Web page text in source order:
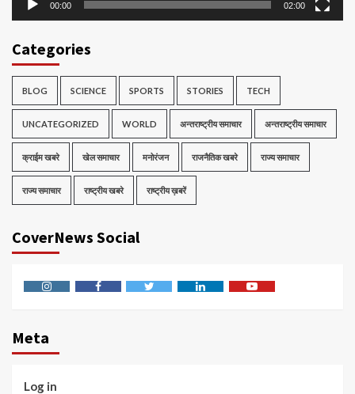
00:00 02:00
Categories
BLOG SCIENCE SPORTS STORIES TECH
UNCATEGORIZED WORLD अन्तराष्ट्रीय समाचार अन्तराष्ट्रीय समाचार
क्राईम खबरे खेल समाचार मनोरंजन राजनैतिक खबरे राज्य समाचार
राज्य समाचार राष्ट्रीय खबरे राष्ट्रीय ख़बरें
CoverNews Social
Meta
Log in